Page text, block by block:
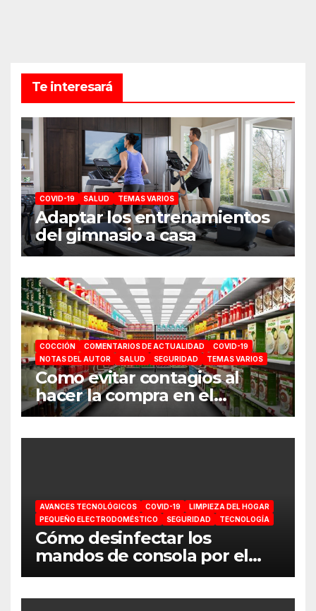
Te interesará
COVID-19 SALUD TEMAS VARIOS
Adaptar los entrenamientos
del gimnasio a casa
COCCIÓN COMENTARIOS DE ACTUALIDAD
COVID-19
NOTAS DEL AUTOR
SALUD SEGURIDAD TEMAS VARIOS
Como evitar contagios al
hacer la compra en el
supermercado
AVANCES TECNOLÓGICOS COVID-19
LIMPIEZA DEL HOGAR
PEQUEÑO ELECTRODOMÉSTICO
SEGURIDAD TECNOLOGÍA
Cómo desinfectar los
mandos de consola por el
coronavirus